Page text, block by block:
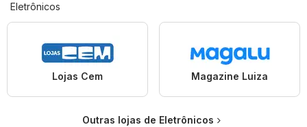
Eletrônicos
Lojas Cem Magazine Luiza
Outras lojas de Eletrônicos